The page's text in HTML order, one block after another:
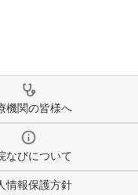
機関の皆様へ
なびについて
情報保護方針